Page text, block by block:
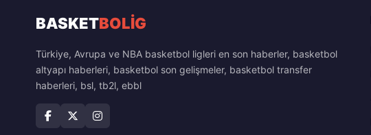
BASKETBOLİG
Türkiye, Avrupa ve NBA basketbol ligleri en son haberler, basketbol
altyapı haberleri, basketbol son gelişmeler, basketbol transfer
haberleri, bsl, tb2l, ebbl